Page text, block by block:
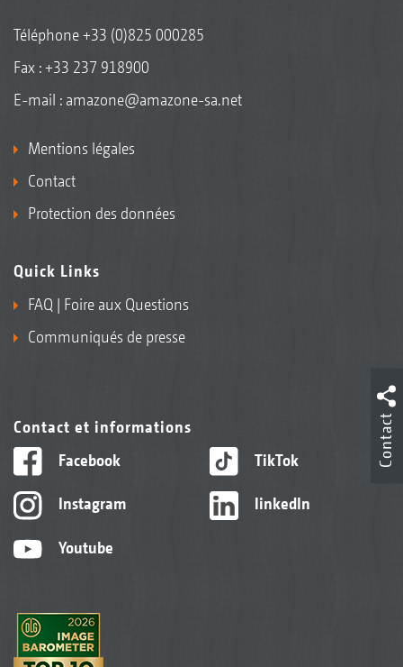
Téléphone+33 (0)825 000285
Fax : +33 237 918900
E-mail : amazone@amazone-sa.net
Mentions légales
Contact
Protection des données
Quick Links
FAQ | Foire aux Questions
Communiqués de presse
Contact et informations
Facebook
Instagram
Youtube
TikTok
linkedIn
Contact